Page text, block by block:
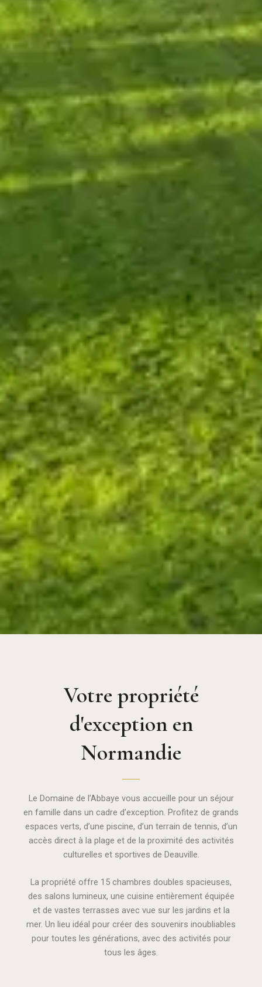
Votre propriété
d'exception en
Normandie
Le Domaine de l’Abbaye vous accueille pour un séjour
en famille dans un cadre d’exception. Profitez de grands
espaces verts, d’une piscine, d’un terrain de tennis, d’un
accès direct à la plage et de la proximité des activités
culturelles et sportives de Deauville.
La propriété offre 15 chambres doubles spacieuses,
des salons lumineux, une cuisine entièrement équipée
et de vastes terrasses avec vue sur les jardins et la
mer. Un lieu idéal pour créer des souvenirs inoubliables
pour toutes les générations, avec des activités pour
tous les âges.